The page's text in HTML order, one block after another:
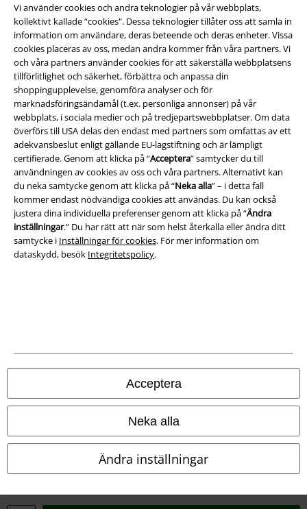
Vi använder cookies och andra teknologier på vår webbplats,
kollektivt kallade “cookies". Dessa teknologier tillåter oss att samla in
information om användare, deras beteende och deras enheter. Vissa
cookies placeras av oss, medan andra kommer från våra partners. Vi
och våra partners använder cookies för att säkerställa webbplatsens
tillförlitlighet och säkerhet, förbättra och anpassa din
shoppingupplevelse, genomföra analyser och för
marknadsföringsändamål (t.ex. personliga annonser) på vår
webbplats, i sociala medier och på tredjepartswebbplatser. Om data
överförs till USA delas den endast med partners som omfattas av ett
adekvansbeslut enligt gällande EU-lagstiftning och är lämpligt
certifierade. Genom att klicka på “Acceptera” samtycker du till
användningen av cookies av oss och våra partners. Alternativt kan
du neka samtycke genom att klicka på “Neka alla” – i detta fall
kommer endast nödvändiga cookies att användas. Du kan också
justera dina individuella preferenser genom att klicka på “Ändra
inställningar.” Du har rätt att när som helst återkalla eller ändra ditt
samtycke i Inställningar för cookies. För mer information om
dataskydd, besök Integritetspolicy.
Acceptera
Neka alla
Ändra inställningar
EMP-appen
Ladda ner EMP-appen nu och ta del av många fördelar!
A Warner Music Group Company
Villkor
Om oss
Ladda ner villkoren
Avfallshantering och miljöskydd
Försäkran om överensstämmelse